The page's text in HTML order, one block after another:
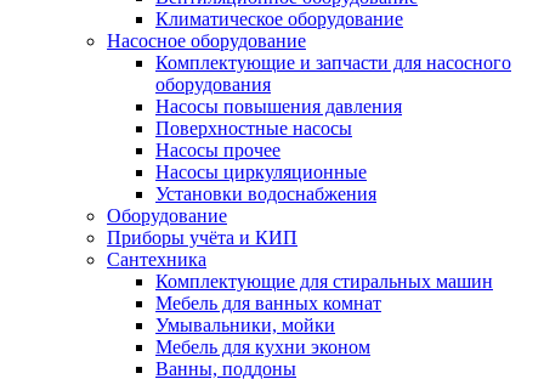
Климатическое оборудование
Насосное оборудование
Комплектующие и запчасти для насосного
оборудования
Насосы повышения давления
Поверхностные насосы
Насосы прочее
Насосы циркуляционные
Установки водоснабжения
Оборудование
Приборы учёта и КИП
Сантехника
Комплектующие для стиральных машин
Мебель для ванных комнат
Умывальники, мойки
Мебель для кухни эконом
Ванны, поддоны